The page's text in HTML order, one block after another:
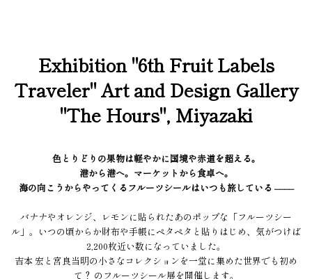
Exhibition "6th Fruit Labels
Traveler" Art and Design Gallery
"The Hours", Miyazaki
色とりどりの果物は軽やかに国境や赤道を超える。
港から港へ。マーケットから食卓へ。
海の向こうからやってくるフルーツシールはいつも旅している ––––
バナナやオレンジ、レモンに貼られたあのポップな「フルーツシー
ル」。いつの頃からか財布や手帳にペタペタと貼りはじめ、気がつけば
2,200枚近い数になっていました。
吉本 宏と宮良当明の小さなコレクションを一堂に集めた世界でも初め
て？ のフルーツシール展を開催します。